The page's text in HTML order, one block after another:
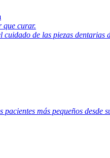
que curar.
cuidado de las piezas dentarias
pacientes más pequeños